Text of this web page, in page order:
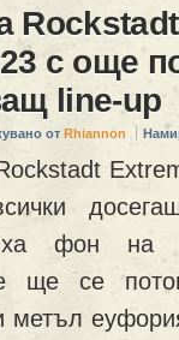
с още
line-up
от Rhiannon
фон на
ще се
метъл